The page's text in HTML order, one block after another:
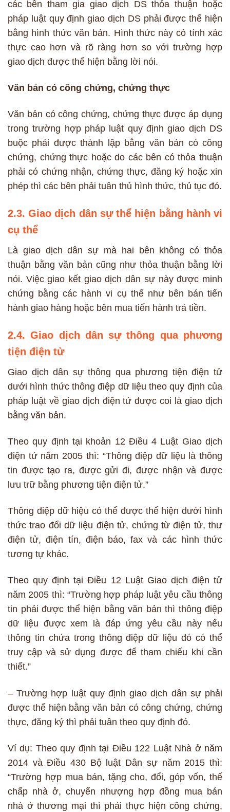
các bên tham gia giao dịch DS thỏa thuận hoặc
pháp luật quy định giao dịch DS phải được thể hiện
bằng hình thức văn bản. Hình thức này có tính xác
thực cao hơn và rõ ràng hơn so với trường hợp
giao dịch được thể hiện bằng lời nói.
Văn bản có công chứng, chứng thực
Văn bản có công chứng, chứng thực được áp dụng
trong trường hợp pháp luật quy định giao dịch DS
buộc phải được thành lập bằng văn bản có công
chứng, chứng thực hoặc do các bên có thỏa thuận
phải có chứng nhận, chứng thực, đăng ký hoặc xin
phép thì các bên phải tuân thủ hình thức, thủ tục đó.
2.3. Giao dịch dân sự thể hiện bằng hành vi
cụ thể
Là giao dịch dân sự mà hai bên không có thỏa
thuận bằng văn bản cũng như thỏa thuận bằng lời
nói. Việc giao kết giao dịch dân sự này được minh
chứng bằng các hành vi cụ thể như bên bán tiến
hành giao hàng hoặc bên mua tiến hành trả tiền.
2.4. Giao dịch dân sự thông qua phương
tiện điện tử
Giao dịch dân sự thông qua phương tiện điện tử
dưới hình thức thông điệp dữ liệu theo quy định của
pháp luật về giao dịch điện tử được coi là giao dịch
bằng văn bản.
Theo quy định tại khoản 12 Điều 4 Luật Giao dịch
điện tử năm 2005 thì: “Thông điệp dữ liệu là thông
tin được tạo ra, được gửi đi, được nhận và được
lưu trữ bằng phương tiện điện tử.”
Thông điệp dữ hiệu có thể được thể hiện dưới hình
thức trao đổi dữ liệu điện tử, chứng từ điện tử, thư
điện tử, điện tín, điện báo, fax và các hình thức
tương tự khác.
Theo quy định tại Điều 12 Luật Giao dịch điện tử
năm 2005 thì: “Trường hợp pháp luật yêu cầu thông
tin phải được thể hiện bằng văn bản thì thông điệp
dữ liệu được xem là đáp ứng yêu cầu này nếu
thông tin chứa trong thông điệp dữ liệu đó có thể
truy cập và sử dụng được để tham chiếu khi cần
thiết.”
– Trường hợp luật quy định giao dịch dân sự phải
được thể hiện bằng văn bản có công chứng, chứng
thực, đăng ký thì phải tuân theo quy định đó.
Ví dụ: Theo quy định tại Điều 122 Luật Nhà ở năm
2014 và Điều 430 Bộ luật Dân sự năm 2015 thì:
“Trường hợp mua bán, tặng cho, đổi, góp vốn, thế
chấp nhà ở, chuyển nhượng hợp đồng mua bán
nhà ở thương mại thì phải thực hiện công chứng,